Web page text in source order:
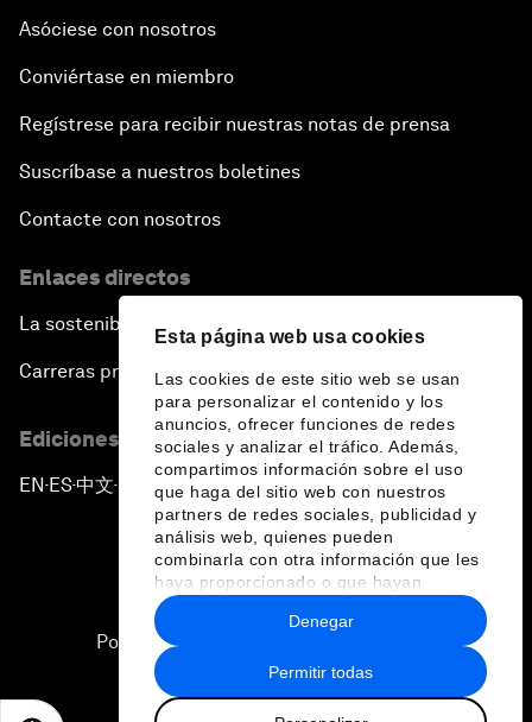
Esta página web usa cookies
Las cookies de este sitio web se usan
para personalizar el contenido y los
anuncios, ofrecer funciones de redes
sociales y analizar el tráfico. Además,
compartimos información sobre el uso
que haga del sitio web con nuestros
partners de redes sociales, publicidad y
análisis web, quienes pueden
combinarla con otra información que les
haya proporcionado o que hayan
recopilado a partir del uso que haya
hecho de sus servicios.
Permitir todas
Denegar
Asóciese con nosotros
Conviértase en miembro
Regístrese para recibir nuestras notas de prensa
Suscríbase a nuestros boletines
Contacte con nosotros
Enlaces directos
La sostenibilidad en el Foro
Carreras profesionales
Ediciones en otros idiomas
EN ▪ES▪中文▪ 日本語
Política de privacidad y normas de uso
Sitemap